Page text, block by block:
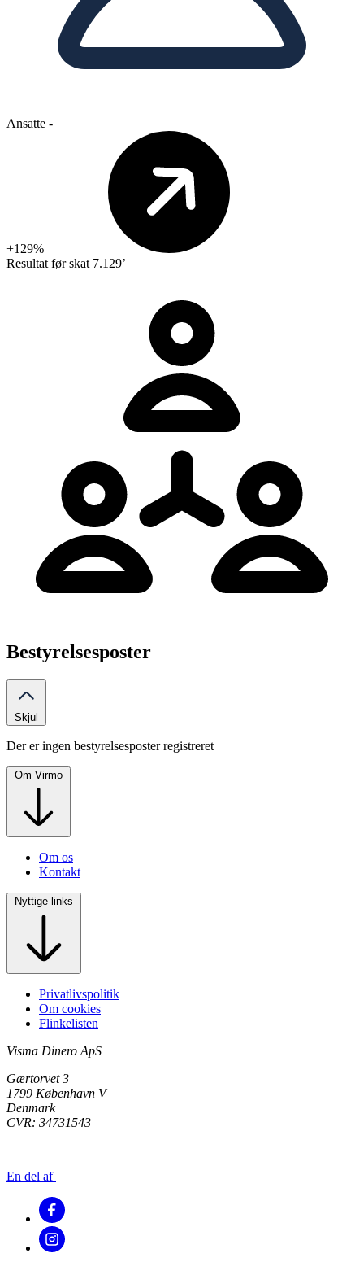
Ansatte -
+129%
Resultat før skat 7.129’
Bestyrelsesposter
Skjul
Der er ingen bestyrelsesposter registreret
Om Virmo
Om os
Kontakt
Nyttige links
Privatlivspolitik
Om cookies
Flinkelisten
Visma Dinero ApS
Gærtorvet 3
1799 København V
Denmark
CVR: 34731543
En del af